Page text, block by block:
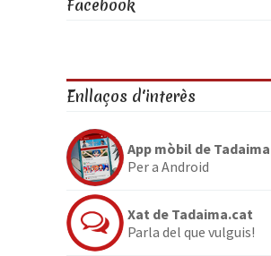
Facebook
Enllaços d'interès
App mòbil de
Per a Android
Xat de Tadaima.cat
Parla del que vulguis!